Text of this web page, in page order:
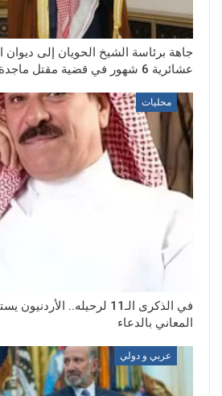
جاهة برئاسة الشيخ الحويان إلى ديوان
عشائرية 6 شهور في قضية مقتل ماجدة…
محليات
في الذكرى الـ11 لرحيله..
المعاني بالدعاء
عربي و دولي